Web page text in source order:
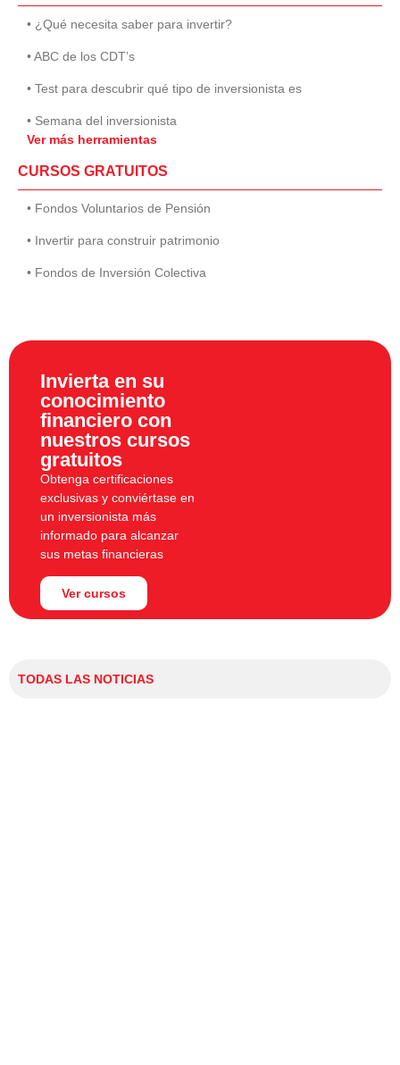
• ¿Qué necesita saber para invertir?
• ABC de los CDT’s
• Test para descubrir qué tipo de inversionista es
• Semana del inversionista
Ver más herramientas
CURSOS GRATUITOS
• Fondos Voluntarios de Pensión
• Invertir para construir patrimonio
• Fondos de Inversión Colectiva
Invierta en su
conocimiento
financiero con
nuestros cursos
gratuitos
Obtenga certificaciones
exclusivas y conviértase en
un inversionista más
informado para alcanzar
sus metas financieras
Ver cursos
TODAS LAS NOTICIAS